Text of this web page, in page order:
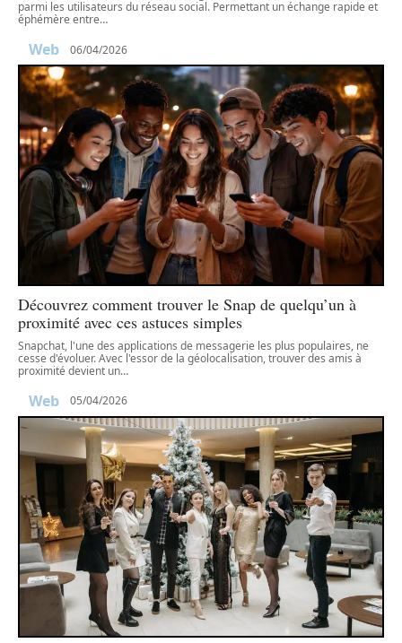
parmi les utilisateurs du réseau social. Permettant un échange rapide et
éphémère entre…
Web 06/04/2026
Découvrez comment trouver le Snap de quelqu’un à
proximité avec ces astuces simples
Snapchat, l'une des applications de messagerie les plus populaires, ne
cesse d'évoluer. Avec l'essor de la géolocalisation, trouver des amis à
proximité devient un…
Web 05/04/2026